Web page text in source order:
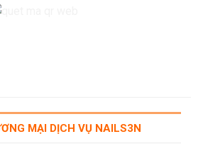
MẠI DỊCH VỤ NAILS3N